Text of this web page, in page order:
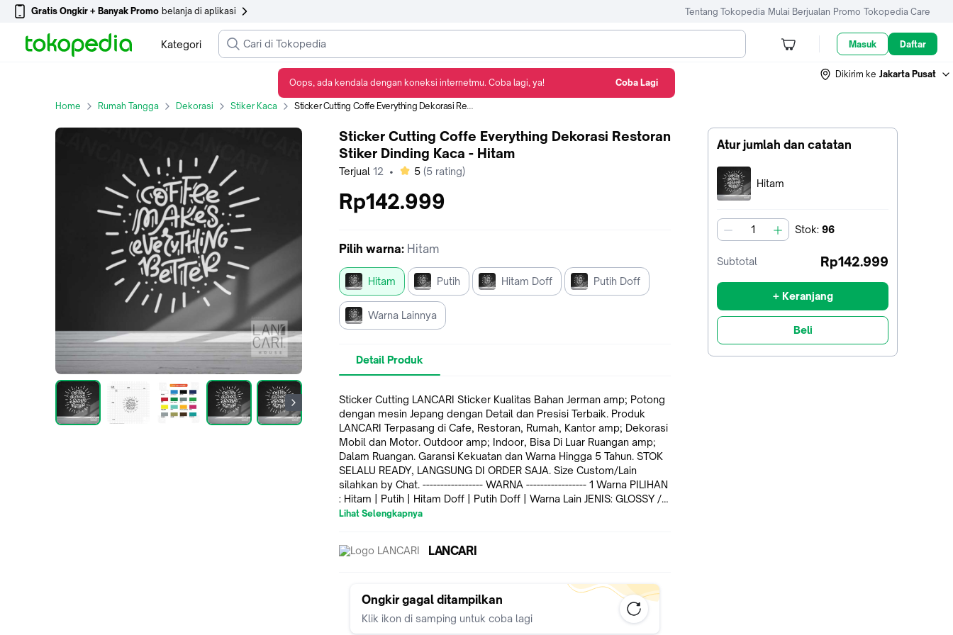
Gratis Ongkir + Banyak Promo belanja di aplikasi Tentang Tokopedia Mulai Berjualan Promo Tokopedia Care
Kategori Masuk Daftar
Dikirim ke Jakarta Pusat
Home Rumah Tangga Dekorasi Stiker Kaca Sticker Cutting Coffe Everything Dekorasi Restoran Stiker Dinding Kaca - Hitam
Atur jumlah dan catatan
Terpilih:
Hitam
jumlah Stok: 96
Subtotal Rp142.999
+ Keranjang
Beli
Sticker Cutting Coffe Everything Dekorasi Restoran
Stiker Dinding Kaca - Hitam
Terjual 12 • bintang
5 (5 rating)
Rp142.999
Pilih warna: Hitam
Hitam Putih Hitam Doff Putih Doff
Warna Lainnya
Detail Produk
Sticker Cutting LANCARI Sticker Kualitas Bahan Jerman amp; Potong
dengan mesin Jepang dengan Detail dan Presisi Terbaik. Produk
LANCARI Terpasang di Cafe, Restoran, Rumah, Kantor amp; Dekorasi
Mobil dan Motor. Outdoor amp; Indoor, Bisa Di Luar Ruangan amp;
Dalam Ruangan. Garansi Kekuatan dan Warna Hingga 5 Tahun. STOK
SELALU READY, LANGSUNG DI ORDER SAJA. Size Custom/Lain
silahkan by Chat. ----------------- WARNA ----------------- 1 Warna PILIHAN
: Hitam | Putih | Hitam Doff | Putih Doff | Warna Lain JENIS: GLOSSY /
MATTE DOFF ----------------- TENTANG ---------------- Produk cutting
dekorasi dinding kafe. Proporsi stiker yang kami tampilkan di foto
benda padat seperti tembok, keramik, besi, seng, papan, kayu
tripleks selama permukaannya halus (tidak terlalu kasar). Bahan vinyl
Oracal Jerman orisinil. Stok kami selalu ready karena produksi
sendiri, jika habis kami perlu waktu 20-30 menit untuk membuat.
Lihat Selengkapnya
LANCARI
Ongkir gagal ditampilkan
Klik ikon di samping untuk coba lagi
Oops, ada kendala dengan koneksi internetmu. Coba lagi, ya! Coba Lagi